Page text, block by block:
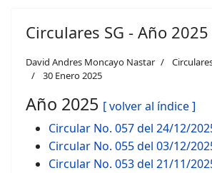
Circulares SG - Año 2025
David Andres Moncayo Nastar
30 Enero 2025
Año 2025 [ volver al índice ]
Circular No. 057 del 24/12/
Circular No. 055 del 03/12/
Circular No. 053 del 21/11/